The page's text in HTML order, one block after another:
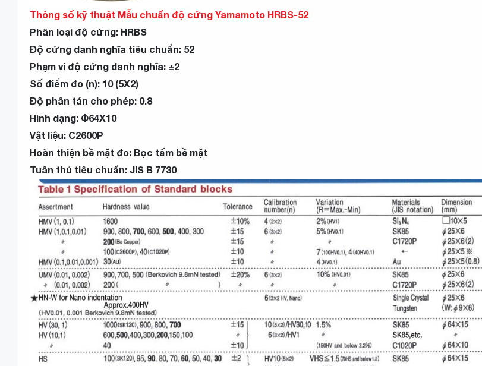
Thông số kỹ thuật Mẫu chuẩn độ cứng Yamamoto HRBS-52
Phân loại độ cứng: HRBS
Độ cứng danh nghĩa tiêu chuẩn: 52
Phạm vi độ cứng danh nghĩa: ±2
Số điểm đo (n): 10 (5X2)
Độ phân tán cho phép: 0.8
Hình dạng: Φ64X10
Vật liệu: C2600P
Hoàn thiện bề mặt đo: Bọc tấm bề ​​mặt
Tuân thủ tiêu chuẩn: JIS B 7730